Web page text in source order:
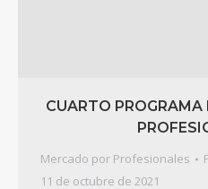
CUARTO
Mercado por Profesionales
11 de octubre de 2021